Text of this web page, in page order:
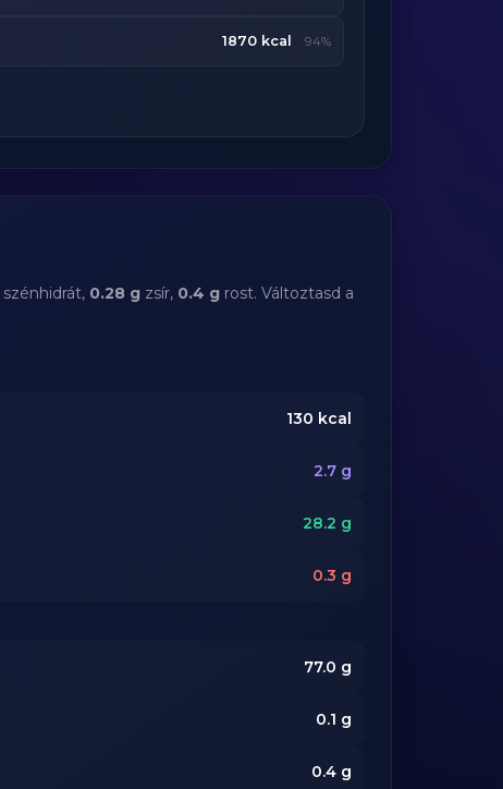
1870 kcal 94%
szénhidrát, 0.28 g zsír, 0.4 g rost. Változtasd a
130 kcal
2.7 g
28.2 g
0.3 g
77.0 g
0.1 g
0.4 g